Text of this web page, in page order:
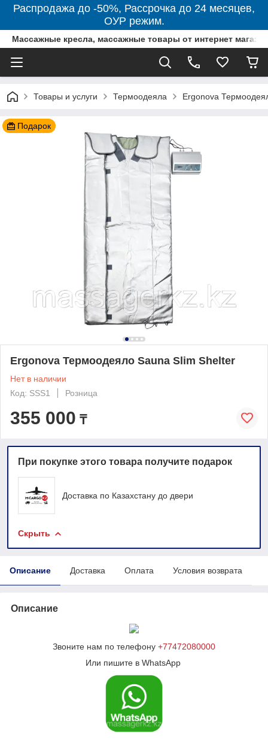
Распродажа до -50%, Рассрочка до 24 месяцев,
ОУР режим.
Массажные кресла, массажные товары от интернет
Товары и услуги Термоодеяла Ergonova
Подарок
Ergonova Термоодеяло Sauna Slim Shelter
Нет в наличии
Код: SSS1
Розница
355 000 ₸
При покупке этого товара получите подарок
Доставка по Казахстану до двери
Скрыть
Описание Доставка Оплата Условия возврата
Описание
Звоните нам по телефону +77472080000
Или пишите в WhatsApp